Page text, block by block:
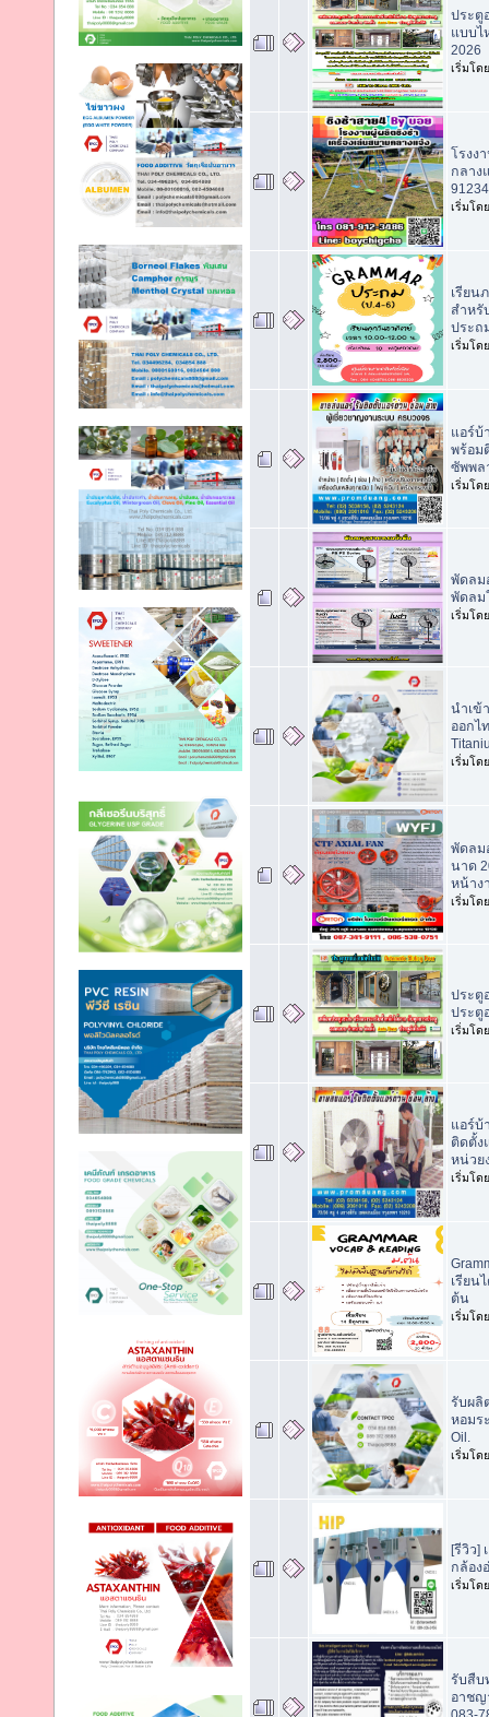
ประตู
แบบไ
2026
เริ่มโด
โรงง
กลาง
เริ่มโด
เรียน
สำหรั
ประถ
เริ่มโด
แอร์บ้
พร้อม
ซัพพล
เริ่มโด
พัดลม
พัดลม
เริ่มโด
นำเข้
ออกไ
เริ่มโด
พัดลม
นาด
หน้าง
เริ่มโด
ประตู
ประตู
เริ่มโด
แอร์บ้
ติดตั้ง
หน่วย
เริ่มโด
เรียน
ต้น
เริ่มโด
รับผลิ
หอมร
Oil.
เริ่มโด
[รีวิว]
กล้อง
เริ่มโด
รับสืบ
อาชญ